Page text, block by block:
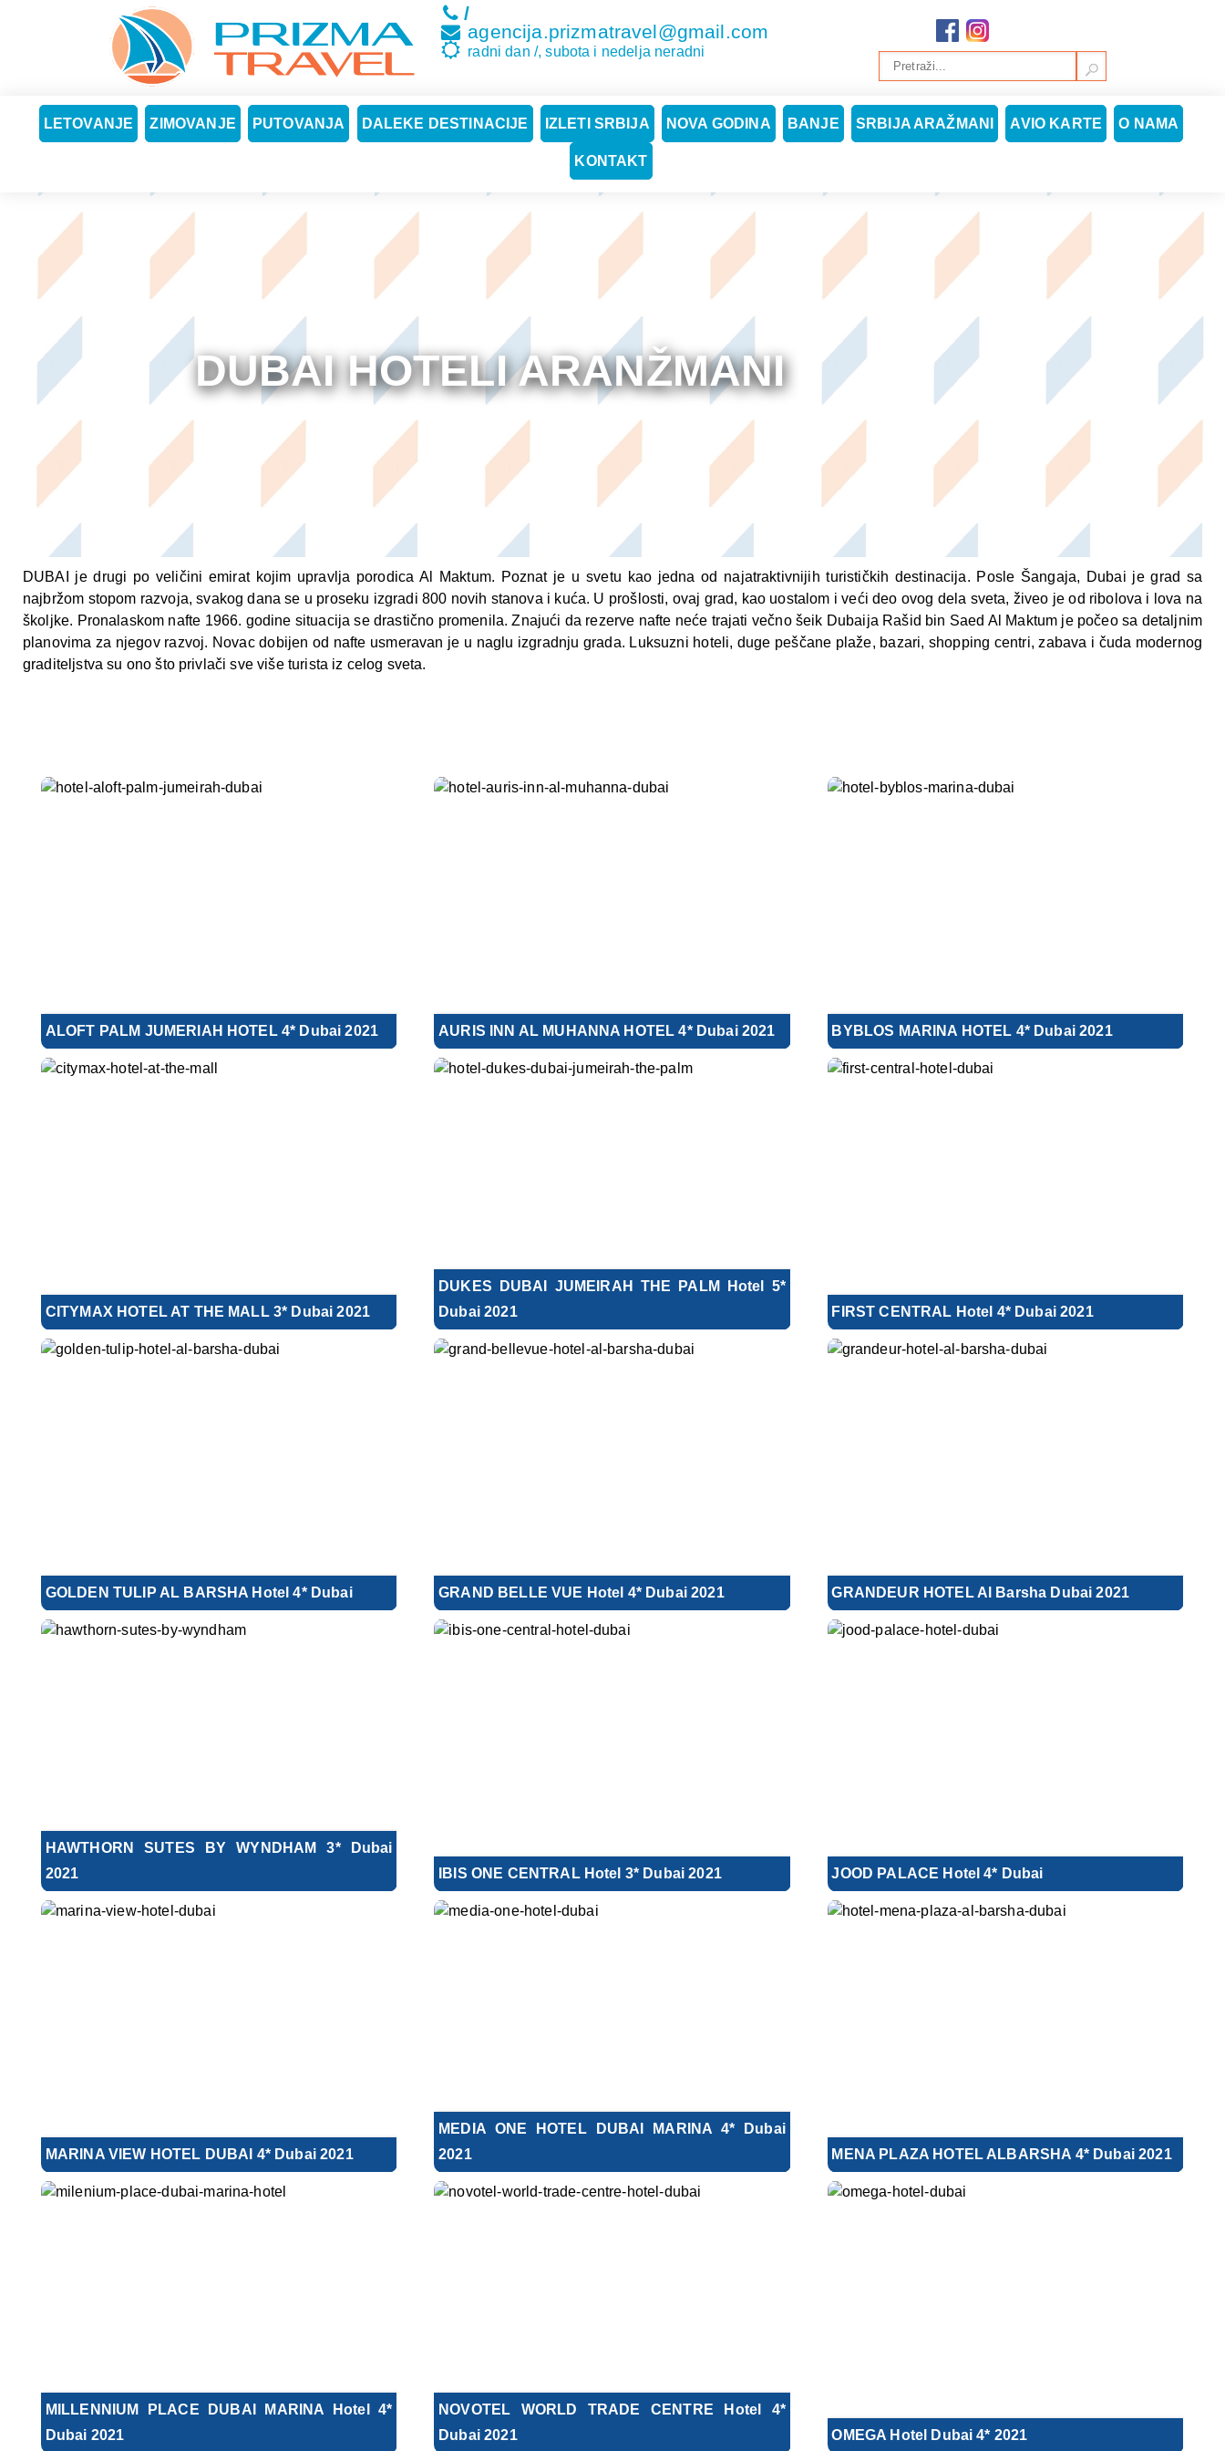
/
agencija.prizmatravel@gmail.com
radni dan /, subota i nedelja neradni
LETOVANJE ZIMOVANJE PUTOVANJA DALEKE DESTINACIJE IZLETI SRBIJA NOVA GODINA BANJE SRBIJA ARAŽMANI AVIO KARTE O NAMA
KONTAKT
DUBAI HOTELI ARANŽMANI
DUBAI je drugi po veličini emirat kojim upravlja porodica Al Maktum. Poznat je u svetu kao jedna od najatraktivnijih turističkih destinacija. Posle Šangaja, Dubai je grad sa
najbržom stopom razvoja, svakog dana se u proseku izgradi 800 novih stanova i kuća. U prošlosti, ovaj grad, kao uostalom i veći deo ovog dela sveta, živeo je od ribolova i lova na
školjke. Pronalaskom nafte 1966. godine situacija se drastično promenila. Znajući da rezerve nafte neće trajati večno šeik Dubaija Rašid bin Saed Al Maktum je počeo sa detaljnim
planovima za njegov razvoj. Novac dobijen od nafte usmeravan je u naglu izgradnju grada. Luksuzni hoteli, duge peščane plaže, bazari, shopping centri, zabava i čuda modernog
graditeljstva su ono što privlači sve više turista iz celog sveta.
ALOFT PALM JUMERIAH HOTEL 4* Dubai 2021 AURIS INN AL MUHANNA HOTEL 4* Dubai 2021 BYBLOS MARINA HOTEL 4* Dubai 2021
CITYMAX HOTEL AT THE MALL 3* Dubai 2021
DUKES DUBAI JUMEIRAH THE PALM Hotel 5*
Dubai 2021
FIRST CENTRAL Hotel 4* Dubai 2021
GOLDEN TULIP AL BARSHA Hotel 4* Dubai GRAND BELLE VUE Hotel 4* Dubai 2021 GRANDEUR HOTEL Al Barsha Dubai 2021
HAWTHORN SUTES BY WYNDHAM 3* Dubai
2021
IBIS ONE CENTRAL Hotel 3* Dubai 2021 JOOD PALACE Hotel 4* Dubai
MARINA VIEW HOTEL DUBAI 4* Dubai 2021
MEDIA ONE HOTEL DUBAI MARINA 4* Dubai
2021
MENA PLAZA HOTEL ALBARSHA 4* Dubai 2021
MILLENNIUM PLACE DUBAI MARINA Hotel 4*
Dubai 2021
NOVOTEL WORLD TRADE CENTRE Hotel 4*
Dubai 2021
OMEGA Hotel Dubai 4* 2021